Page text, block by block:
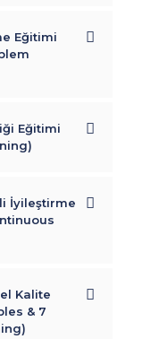
Eğitimi
Eğitimi
İyileştirme
Kalite
& 7